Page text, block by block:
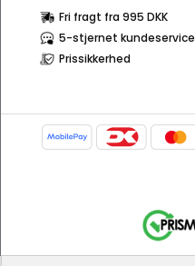
Fri fragt fra 995 DKK
5-stjernet kundeservice
Prissikkerhed